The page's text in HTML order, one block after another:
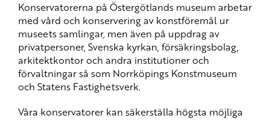
Konservatorerna på Östergötlands museum arbetar
med vård och konservering av konstföremål ur
museets samlingar, men även på uppdrag av
privatpersoner, Svenska kyrkan, försäkringsbolag,
arkitektkontor och andra institutioner och
förvaltningar så som Norrköpings Konstmuseum
och Statens Fastighetsverk.
Våra konservatorer kan säkerställa högsta möjliga